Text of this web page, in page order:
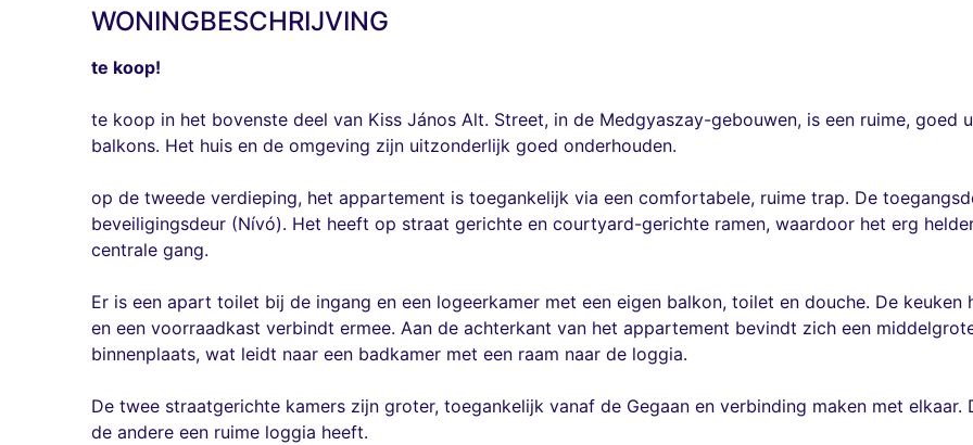
WONINGBESCHRIJVING
te koop!
te koop in het bovenste deel van Kiss János Alt. Street, in de Medgyaszay-gebouwen, is een ruime,
balkons. Het huis en de omgeving zijn uitzonderlijk goed onderhouden.
op de tweede verdieping, het appartement is toegankelijk via een comfortabele, ruime trap. De
beveiligingsdeur (Nívó). Het heeft op straat gerichte en courtyard-gerichte ramen, waardoor het erg
centrale gang.
Er is een apart toilet bij de ingang en een logeerkamer met een eigen balkon, toilet en douche. De
en een voorraadkast verbindt ermee. Aan de achterkant van het appartement bevindt zich een
binnenplaats, wat leidt naar een badkamer met een raam naar de loggia.
De twee straatgerichte kamers zijn groter, toegankelijk vanaf de Gegaan en verbinding maken met
de andere een ruime loggia heeft.